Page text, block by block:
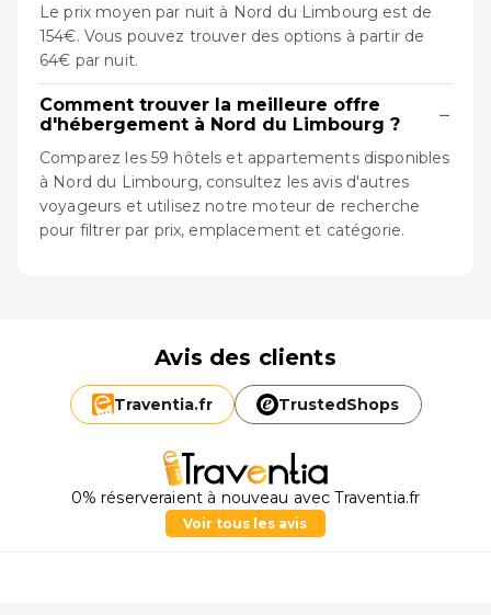
Le prix moyen par nuit à Nord du Limbourg est de
154€. Vous pouvez trouver des options à partir de
64€ par nuit.
Comment trouver la meilleure offre
d'hébergement à Nord du Limbourg ?
−
Comparez les 59 hôtels et appartements disponibles
à Nord du Limbourg, consultez les avis d'autres
voyageurs et utilisez notre moteur de recherche
pour filtrer par prix, emplacement et catégorie.
Avis des clients
Traventia.fr TrustedShops
0% réserveraient à nouveau avec Traventia.fr
Voir tous les avis